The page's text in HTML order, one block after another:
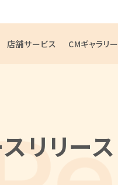
店舗サービス CMギャラリー
リリース